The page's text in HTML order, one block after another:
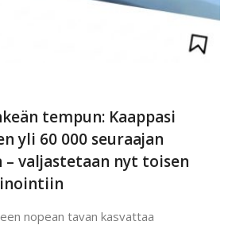
tempun: Kaappasi
yli 60 000 seuraajan
valjastetaan nyt toisen
nopean tavan kasvattaa